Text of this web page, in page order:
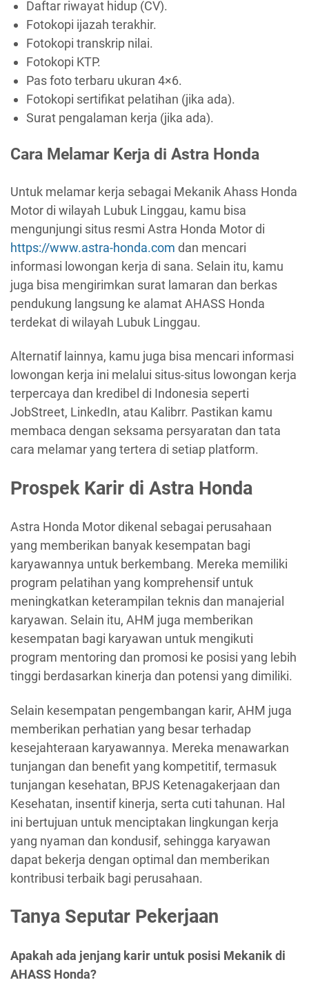
Daftar riwayat hidup (CV).
Fotokopi ijazah terakhir.
Fotokopi transkrip nilai.
Fotokopi KTP.
Pas foto terbaru ukuran 4×6.
Fotokopi sertifikat pelatihan (jika ada).
Surat pengalaman kerja (jika ada).
Cara Melamar Kerja di Astra Honda
Untuk melamar kerja sebagai Mekanik Ahass Honda
Motor di wilayah Lubuk Linggau, kamu bisa
mengunjungi situs resmi Astra Honda Motor di
https://www.astra-honda.com dan mencari
informasi lowongan kerja di sana. Selain itu, kamu
juga bisa mengirimkan surat lamaran dan berkas
pendukung langsung ke alamat AHASS Honda
terdekat di wilayah Lubuk Linggau.
Alternatif lainnya, kamu juga bisa mencari informasi
lowongan kerja ini melalui situs-situs lowongan kerja
terpercaya dan kredibel di Indonesia seperti
JobStreet, LinkedIn, atau Kalibrr. Pastikan kamu
membaca dengan seksama persyaratan dan tata
cara melamar yang tertera di setiap platform.
Prospek Karir di Astra Honda
Astra Honda Motor dikenal sebagai perusahaan
yang memberikan banyak kesempatan bagi
karyawannya untuk berkembang. Mereka memiliki
program pelatihan yang komprehensif untuk
meningkatkan keterampilan teknis dan manajerial
karyawan. Selain itu, AHM juga memberikan
kesempatan bagi karyawan untuk mengikuti
program mentoring dan promosi ke posisi yang lebih
tinggi berdasarkan kinerja dan potensi yang dimiliki.
Selain kesempatan pengembangan karir, AHM juga
memberikan perhatian yang besar terhadap
kesejahteraan karyawannya. Mereka menawarkan
tunjangan dan benefit yang kompetitif, termasuk
tunjangan kesehatan, BPJS Ketenagakerjaan dan
Kesehatan, insentif kinerja, serta cuti tahunan. Hal
ini bertujuan untuk menciptakan lingkungan kerja
yang nyaman dan kondusif, sehingga karyawan
dapat bekerja dengan optimal dan memberikan
kontribusi terbaik bagi perusahaan.
Tanya Seputar Pekerjaan
Apakah ada jenjang karir untuk posisi Mekanik di
AHASS Honda?